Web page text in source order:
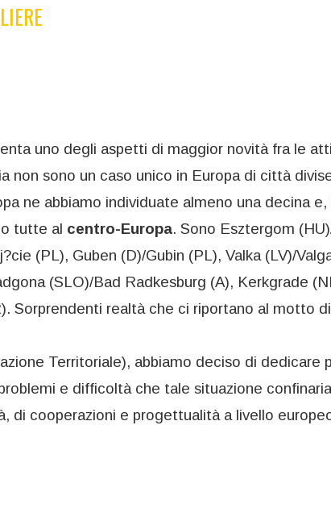
uno degli aspetti di maggior novità fra le
non sono un caso unico in Europa di città
ne abbiamo individuate almeno una decina
tutte al centro-Europa. Sono Esztergom
(PL), Guben (D)/Gubin (PL), Valka (LV)/
(SLO)/Bad Radkesburg (A), Kerkgrade
Sorprendenti realtà che ci riportano al motto di
Territoriale), abbiamo deciso di dedicare
e difficoltà che tale situazione
di cooperazioni e progettualità a livello